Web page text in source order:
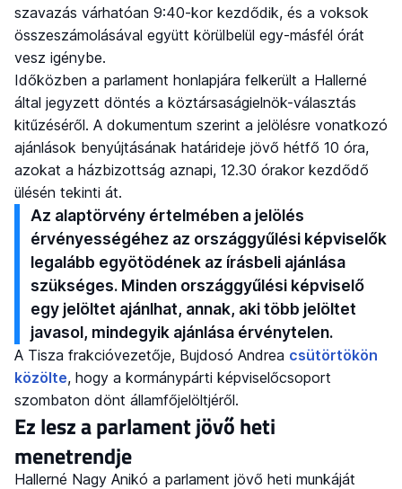
szavazás várhatóan 9:40-kor kezdődik, és a voksok
összeszámolásával együtt körülbelül egy-másfél órát
vesz igénybe.
Időközben a parlament honlapjára felkerült a Hallerné
által jegyzett döntés a köztársaságielnök-választás
kitűzéséről. A dokumentum szerint a jelölésre vonatkozó
ajánlások benyújtásának határideje jövő hétfő 10 óra,
azokat a házbizottság aznapi, 12.30 órakor kezdődő
ülésén tekinti át.
Az alaptörvény értelmében a jelölés
érvényességéhez az országgyűlési képviselők
legalább egyötödének az írásbeli ajánlása
szükséges. Minden országgyűlési képviselő
egy jelöltet ajánlhat, annak, aki több jelöltet
javasol, mindegyik ajánlása érvénytelen.
A Tisza frakcióvezetője, Bujdosó Andrea csütörtökön
közölte, hogy a kormánypárti képviselőcsoport
szombaton dönt államfőjelöltjéről.
Ez lesz a parlament jövő heti
menetrendje
Hallerné Nagy Anikó a parlament jövő heti munkáját